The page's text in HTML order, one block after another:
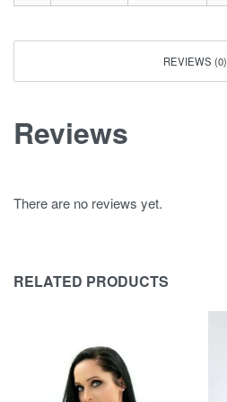
REVIEWS (0)
Reviews
There are no reviews yet.
RELATED PRODUCTS